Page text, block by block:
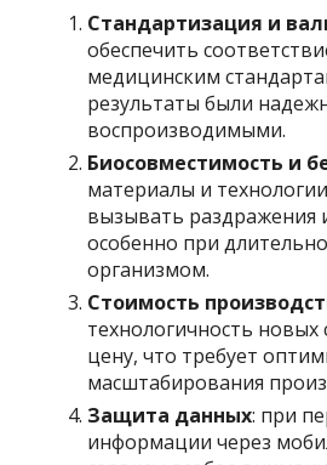
Стандартизация и
обеспечить
медицинским
результаты были
воспроизводимыми.
Биосовместимость и
материалы и
вызывать раздражения
особенно при
организмом.
Стоимость
технологичность новых
цену, что требует
масштабирования
Защита данных: при
информации через